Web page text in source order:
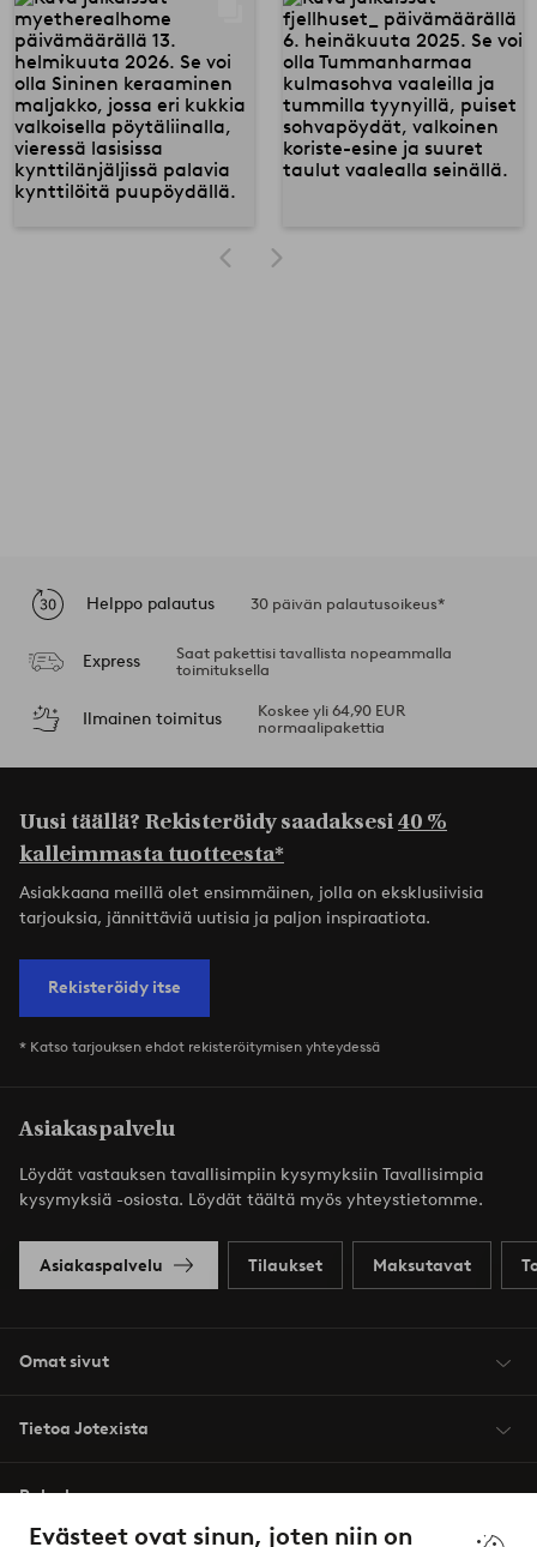
Evästeet ovat sinun, joten niin on
Helppo palautus 30 päivän palautusoikeus*
Express
Saat pakettisi tavallista nopeammalla
toimituksella
Ilmainen toimitus
Koskee yli 64,90 EUR
normaalipakettia
Uusi täällä? Rekisteröidy saadaksesi40 %
kalleimmasta tuotteesta*
Asiakkaana meillä olet ensimmäinen, jolla on eksklusiivisia
tarjouksia, jännittäviä uutisia ja paljon inspiraatiota.
Rekisteröidy itse
* Katso tarjouksen ehdot rekisteröitymisen yhteydessä
Asiakaspalvelu
Löydät vastauksen tavallisimpiin kysymyksiin Tavallisimpia
kysymyksiä -osiosta. Löydät täältä myös yhteystietomme.
Asiakaspalvelu Tilaukset Maksutavat
Omat sivut
Tietoa Jotexista
Palvelumme